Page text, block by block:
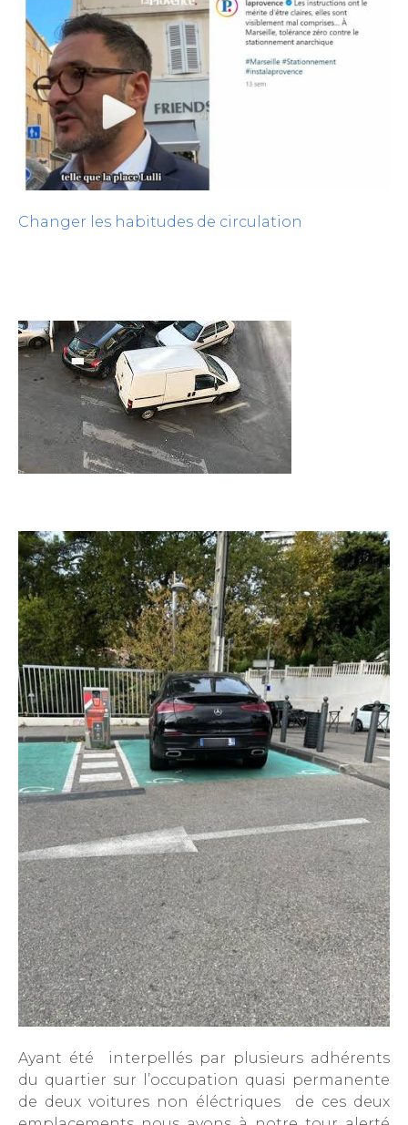
Changer les habitudes de circulation
Ayant été interpellés par plusieurs adhérents
du quartier sur l’occupation quasi permanente
de deux voitures non éléctriques de ces deux